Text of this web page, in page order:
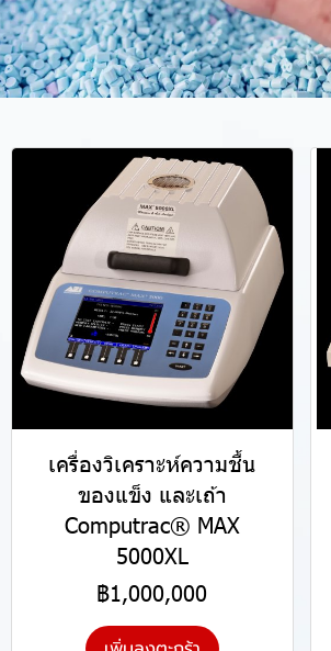
เครื่องวิเคราะห์ความชื้น
ของแข็ง และเถ้า
Computrac® MAX
5000XL
฿1,000,000